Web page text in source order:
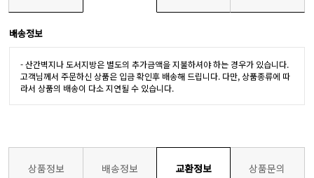
배송정보
- 산간벽지나 도서지방은 별도의 추가금액을 지불하셔야 하는 경우가 있습니다.
고객님께서 주문하신 상품은 입금 확인후 배송해 드립니다. 다만, 상품종류에 따
라서 상품의 배송이 다소 지연될 수 있습니다.
상품정보 배송정보 교환정보 상품문의